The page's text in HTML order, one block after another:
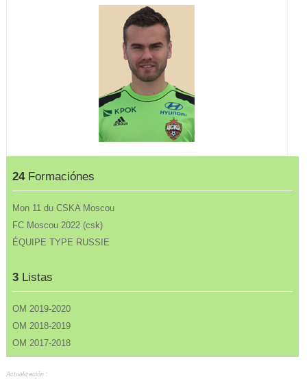
24Formaciónes
Mon 11 du CSKA Moscou
FC Moscou 2022 (csk)
ÉQUIPE TYPE RUSSIE
3 Listas
OM 2019-2020
OM 2018-2019
OM 2017-2018
Actualización :